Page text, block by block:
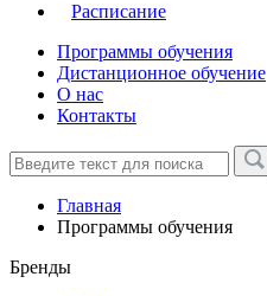
Расписание
Программы обучения
Дистанционное обучение
О нас
Контакты
Главная
Программы обучения
Бренды